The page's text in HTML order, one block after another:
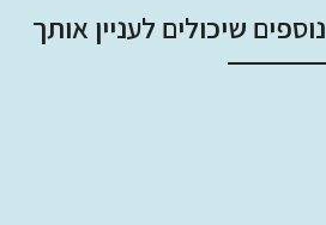
שיכולים לעניין אותך